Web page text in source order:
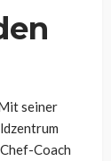
seiner
Coach